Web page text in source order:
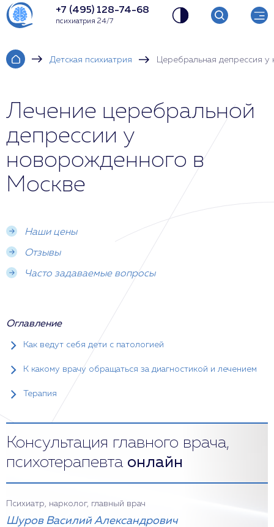
+7 (495) 128-74-68
психиатрия 24/7
Детская психиатрия Церебральная депрессия
Лечение церебральной
депрессии у
новорожденного в
Москве
Наши цены
Отзывы
Часто задаваемые вопросы
Оглавление
Как ведут себя дети с патологией
К какому врачу обращаться за диагностикой и лечением
Терапия
Консультация главного врача,
психотерапевта онлайн
Психиатр, нарколог, главный врач
Шуров Василий Александрович